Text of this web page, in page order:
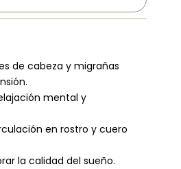
de cabeza y migrañas
mental y
en rostro y cuero
la calidad del sueño.